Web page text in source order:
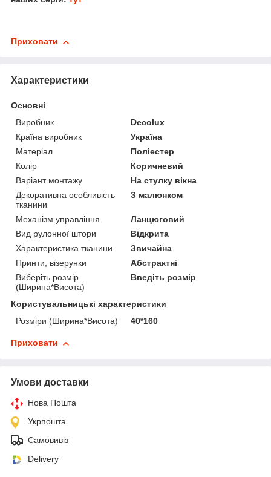
Приховати
Характеристики
Основні
Виробник
Decolux
Країна виробник
Україна
Матеріал
Поліестер
Колір
Коричневий
Варіант монтажу
На стулку вікна
Декоративна особливість
тканини
З малюнком
Механізм управління
Ланцюговий
Вид рулонної штори
Відкрита
Характеристика тканини
Звичайна
Принти, візерунки
Абстрактні
Виберіть розмір
(Ширина*Висота)
Введіть розмір
Користувальницькі характеристики
Розміри (Ширина*Висота)
40*160
Приховати
Умови доставки
Нова Пошта
Укрпошта
Самовивіз
Delivery